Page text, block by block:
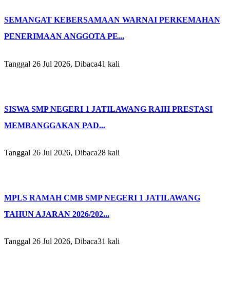
SEMANGAT KEBERSAMAAN WARNAI PERKEMAHAN
PENERIMAAN ANGGOTA PE...
Tanggal 26 Jul 2026, Dibaca41 kali
SISWA SMP NEGERI 1 JATILAWANG RAIH PRESTASI
MEMBANGGAKAN PAD...
Tanggal 26 Jul 2026, Dibaca28 kali
MPLS RAMAH CMB SMP NEGERI 1 JATILAWANG
TAHUN AJARAN 2026/202...
Tanggal 26 Jul 2026, Dibaca31 kali